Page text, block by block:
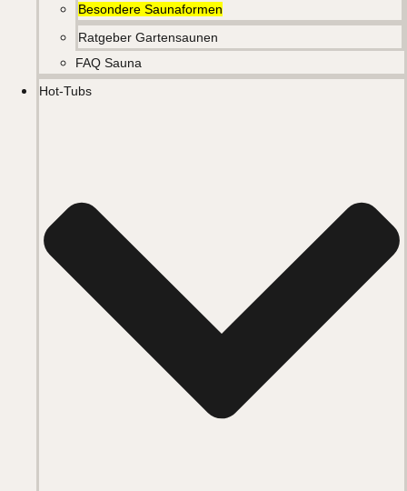
Besondere Saunaformen
Ratgeber Gartensaunen
FAQ Sauna
Hot-Tubs